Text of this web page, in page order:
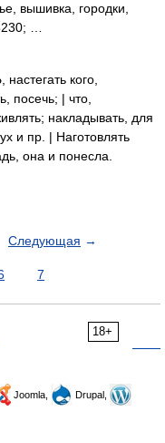
вышивка, городки,
…
кого,
посечь; | что,
накладывать, для
и пр. | Наготовлять
она и понесла.
Следующая →
7
18+
Joomla,
Drupal,